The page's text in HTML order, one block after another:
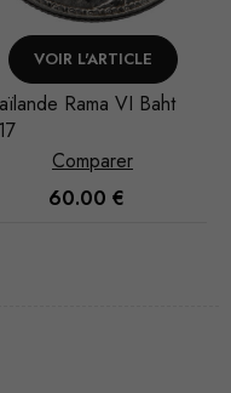
VOIR L'ARTICLE
Rama VI Baht
Comparer
60.00 €